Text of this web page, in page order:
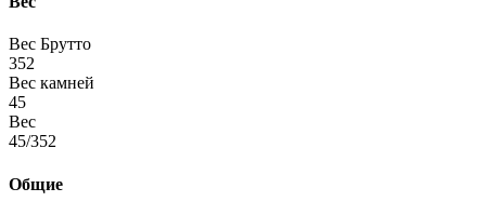
Вес Брутто
352
Вес камней
45
Вес
45/352
Общие